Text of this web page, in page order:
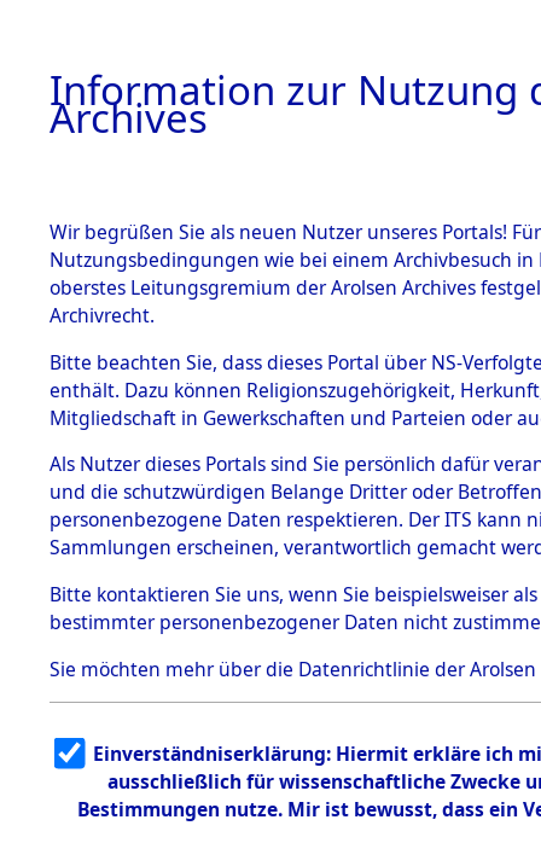
BESTÄNDE
1.
mente
5. Verschiedenes
5.3
Todesmärsche
5.3.1 Alliierte
Erhebungen
zu
Todesmärsch
en
5.3.2
g
5.3.3
Todesmärsch
Landkreis
und
Information zur Nutzung
Archives
Wir begrüßen Sie als neuen Nutzer unseres Portals!
Nutzungsbedingungen wie bei einem Archivbesuch
oberstes Leitungsgremium der Arolsen Archives
Archivrecht.
Bitte beachten Sie, dass dieses Portal über NS-
enthält. Dazu können Religionszugehörigkeit,
Mitgliedschaft in Gewerkschaften und Parteien oder
Als Nutzer dieses Portals sind Sie persönlich dafür
und die schutzwürdigen Belange Dritter oder
personenbezogene Daten respektieren. Der ITS
Sammlungen erscheinen, verantwortlich gemacht
Bitte kontaktieren Sie uns, wenn Sie beispielsweiser
bestimmter personenbezogener Daten nicht
Sie möchten mehr über die Datenrichtlinie der Arolsen
Einverständniserklärung: Hiermit erkläre ich
ausschließlich für wissenschaftliche Zwecke
Bestimmungen nutze. Mir ist bewusst, dass ein